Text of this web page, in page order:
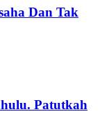
Dan Tak
Patutkah